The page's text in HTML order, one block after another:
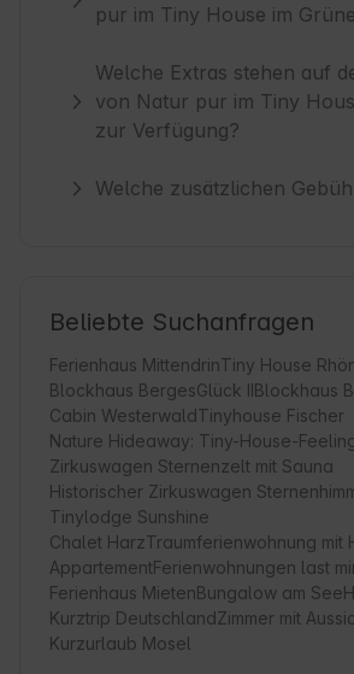
pur im Tiny House im
Welche Extras stehen auf
von Natur pur im Tiny
zur Verfügung?
Welche zusätzlichen
Beliebte Suchanfragen
Ferienhaus MittendrinTiny House
Blockhaus BergesGlück IIBlockhaus
Cabin WesterwaldTinyhouse Fischer
Nature Hideaway: Tiny-House-
Zirkuswagen Sternenzelt mit Sauna
Historischer Zirkuswagen
Tinylodge Sunshine
Chalet HarzTraumferienwohnung mit
AppartementFerienwohnungen last
Ferienhaus MietenBungalow am See
Kurztrip DeutschlandZimmer mit
Kurzurlaub Mosel